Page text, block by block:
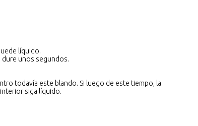
líquido.
dure unos segundos.
todavía este blando. Si luego de este tiempo, la
siga líquido.